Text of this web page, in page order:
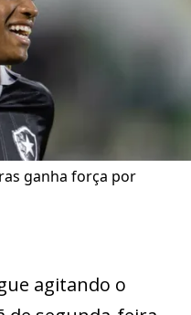
ganha força por
agitando o